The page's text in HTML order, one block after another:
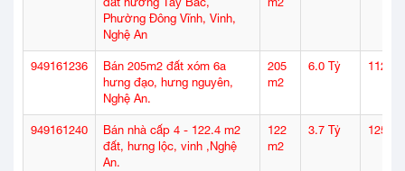
Phường Đông Vĩnh, Vinh,
Nghệ An
949161236
Bán 205m2 đất xóm 6a
hưng đạo, hưng nguyên,
Nghệ An.
205
m2
6.0 Tỷ 112
949161240
Bán nhà cấp 4 - 122.4 m2
đất, hưng lộc, vinh ,Nghệ
An.
122
m2
3.7 Tỷ 125